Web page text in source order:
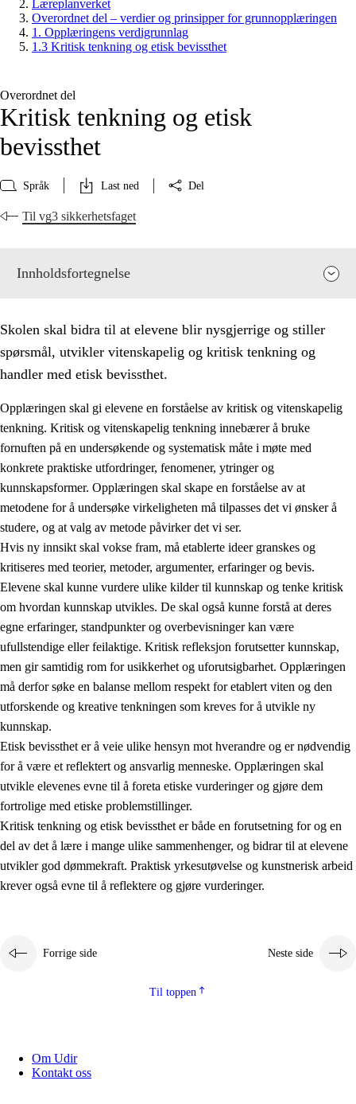
Læreplanverket
Overordnet del – verdier og prinsipper for grunnopplæringen
1. Opplæringens verdigrunnlag
1.3 Kritisk tenkning og etisk bevissthet
Overordnet del
Kritisk tenkning og etisk
bevissthet
Språk Last ned Del
Til vg3 sikkerhetsfaget
Innholdsfortegnelse
1. Opplæringens verdigrunnlag
1.1 Menneskeverdet
1.2 Identitet og kulturelt mangfold
1.3 Kritisk tenkning og etisk bevissthet
1.4 Skaperglede, engasjement og utforskertrang
1.5 Respekt for naturen og miljøbevissthet
1.6 Demokrati og medvirkning
Skolen skal bidra til at elevene blir nysgjerrige og stiller
spørsmål, utvikler vitenskapelig og kritisk tenkning og
handler med etisk bevissthet.
Opplæringen skal gi elevene en forståelse av kritisk og vitenskapelig
tenkning. Kritisk og vitenskapelig tenkning innebærer å bruke
fornuften på en undersøkende og systematisk måte i møte med
konkrete praktiske utfordringer, fenomener, ytringer og
kunnskapsformer. Opplæringen skal skape en forståelse av at
metodene for å undersøke virkeligheten må tilpasses det vi ønsker å
studere, og at valg av metode påvirker det vi ser.
Hvis ny innsikt skal vokse fram, må etablerte ideer granskes og
kritiseres med teorier, metoder, argumenter, erfaringer og bevis.
Elevene skal kunne vurdere ulike kilder til kunnskap og tenke kritisk
om hvordan kunnskap utvikles. De skal også kunne forstå at deres
egne erfaringer, standpunkter og overbevisninger kan være
ufullstendige eller feilaktige. Kritisk refleksjon forutsetter kunnskap,
men gir samtidig rom for usikkerhet og uforutsigbarhet. Opplæringen
må derfor søke en balanse mellom respekt for etablert viten og den
utforskende og kreative tenkningen som kreves for å utvikle ny
kunnskap.
Etisk bevissthet er å veie ulike hensyn mot hverandre og er nødvendig
for å være et reflektert og ansvarlig menneske. Opplæringen skal
utvikle elevenes evne til å foreta etiske vurderinger og gjøre dem
fortrolige med etiske problemstillinger.
Kritisk tenkning og etisk bevissthet er både en forutsetning for og en
del av det å lære i mange ulike sammenhenger, og bidrar til at elevene
utvikler god dømmekraft. Praktisk yrkesutøvelse og kunstnerisk arbeid
krever også evne til å reflektere og gjøre vurderinger.
Forrige side Neste side
Til toppen
Om Udir
Kontakt oss